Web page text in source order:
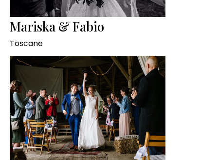
Mariska & Fabio
Toscane